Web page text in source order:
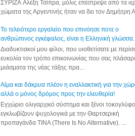
ΣΥΡΙΖΑ Αλέξη Τσίπρα, μόλις επέστρεψε από τα
χώματα της Αργεντινής ήταν να δει τον Δημήτρη
Το τελειότερο εργαλείο που επινόησε ποτε ο
ανθρώπινος εγκέφαλος, είναι η Ελληνική γλώσσα.
Διαδυκτιακοί μου φίλοι, που υιοθετίσατε με
ευκολία τον τρόπο επικοινωνίας που σας
μιάσματα της νέας τάξης πρα...
Αίμα και δάκρυα πλέον η εναλλακτική για την
αλλά ο μόνος δρόμος προς την ελευθερία!
Εγχώριο ολιγαρχικό σύστημα και ξένοι
εγκλωβίζουν ψυχολογικά με την Θαρτσερική
προπαγάνδα TINA (There Is No Alternative). ...